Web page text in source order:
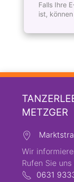
Falls Ihre
ist,
METZGER
Wir
Rufen Sie uns
0631